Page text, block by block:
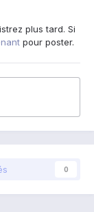
plus tard. Si
pour poster.
0